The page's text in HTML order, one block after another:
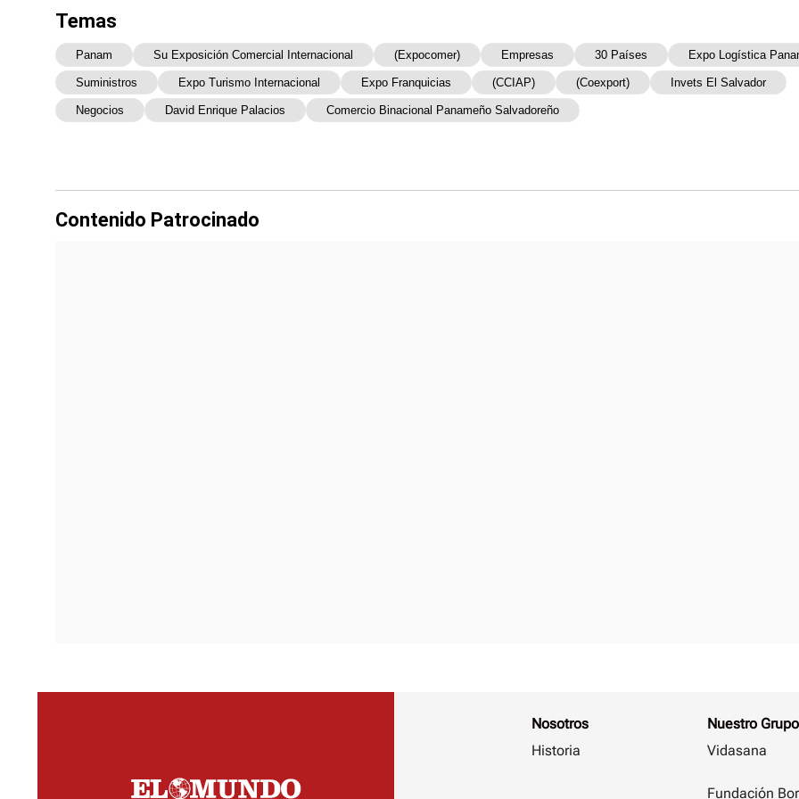
Temas
Panam Su Exposición Comercial Internacional (Expocomer) Empresas 30 Países Expo Logística
Suministros Expo Turismo Internacional Expo Franquicias (CCIAP) (Coexport) Invets El Salvador
Negocios David Enrique Palacios Comercio Binacional Panameño Salvadoreño
Contenido Patrocinado
Nosotros
Historia
Nuestro Grupo
Vidasana
Fundación